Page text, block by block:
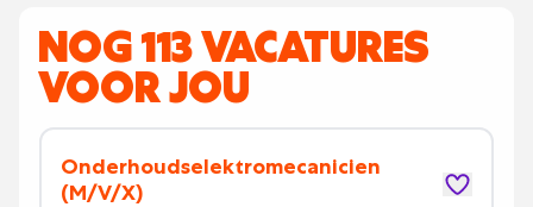
NOG 113 VACATURES
VOOR JOU
Onderhoudselektromecanicien
(M/V/X)